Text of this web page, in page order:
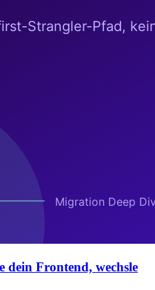
dein Frontend, wechsle